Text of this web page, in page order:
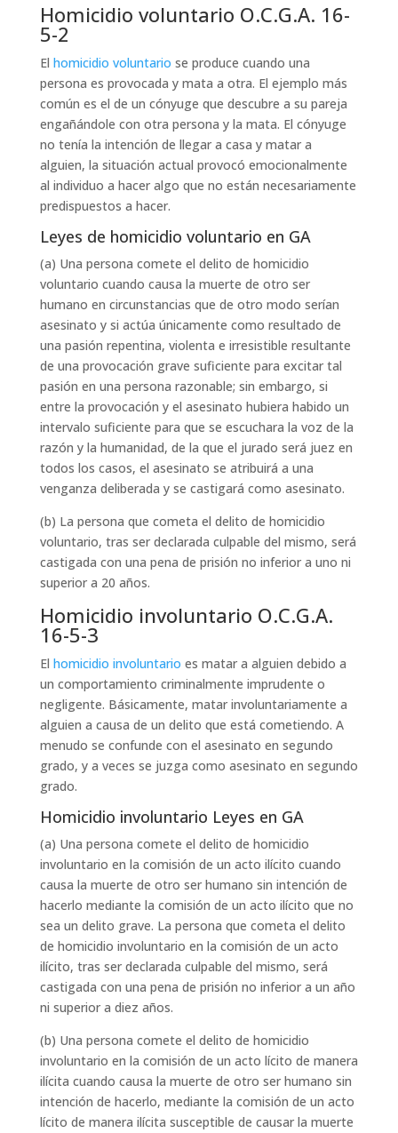
Homicidio voluntario O.C.G.A. 16-
5-2
El homicidio voluntario se produce cuando una
persona es provocada y mata a otra. El ejemplo más
común es el de un cónyuge que descubre a su pareja
engañándole con otra persona y la mata. El cónyuge
no tenía la intención de llegar a casa y matar a
alguien, la situación actual provocó emocionalmente
al individuo a hacer algo que no están necesariamente
predispuestos a hacer.
Leyes de homicidio voluntario en GA
(a) Una persona comete el delito de homicidio
voluntario cuando causa la muerte de otro ser
humano en circunstancias que de otro modo serían
asesinato y si actúa únicamente como resultado de
una pasión repentina, violenta e irresistible resultante
de una provocación grave suficiente para excitar tal
pasión en una persona razonable; sin embargo, si
entre la provocación y el asesinato hubiera habido un
intervalo suficiente para que se escuchara la voz de la
razón y la humanidad, de la que el jurado será juez en
todos los casos, el asesinato se atribuirá a una
venganza deliberada y se castigará como asesinato.
(b) La persona que cometa el delito de homicidio
voluntario, tras ser declarada culpable del mismo, será
castigada con una pena de prisión no inferior a uno ni
superior a 20 años.
Homicidio involuntario O.C.G.A.
16-5-3
El homicidio involuntario es matar a alguien debido a
un comportamiento criminalmente imprudente o
negligente. Básicamente, matar involuntariamente a
alguien a causa de un delito que está cometiendo. A
menudo se confunde con el asesinato en segundo
grado, y a veces se juzga como asesinato en segundo
grado.
Homicidio involuntario Leyes en GA
(a) Una persona comete el delito de homicidio
involuntario en la comisión de un acto ilícito cuando
causa la muerte de otro ser humano sin intención de
hacerlo mediante la comisión de un acto ilícito que no
sea un delito grave. La persona que cometa el delito
de homicidio involuntario en la comisión de un acto
ilícito, tras ser declarada culpable del mismo, será
castigada con una pena de prisión no inferior a un año
ni superior a diez años.
(b) Una persona comete el delito de homicidio
involuntario en la comisión de un acto lícito de manera
ilícita cuando causa la muerte de otro ser humano sin
intención de hacerlo, mediante la comisión de un acto
lícito de manera ilícita susceptible de causar la muerte